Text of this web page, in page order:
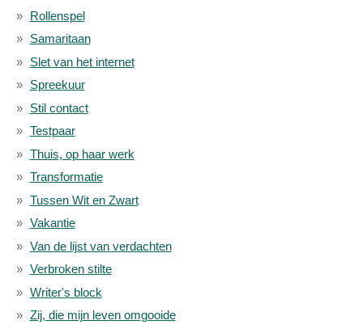
Rollenspel
Samaritaan
Slet van het internet
Spreekuur
Stil contact
Testpaar
Thuis, op haar werk
Transformatie
Tussen Wit en Zwart
Vakantie
Van de lijst van verdachten
Verbroken stilte
Writer's block
Zij, die mijn leven omgooide